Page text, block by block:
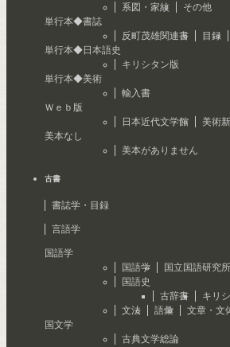
系図・家紋
その他
単行本◆書誌
反町茂雄関連書
目録
単行本◆日本語史
キリシタン版
単行本◆美術
輸入書
Ｗｅｂ版
日本近代文学館
美術
美本なし
美本がありません
古書
書誌学・目録
言語学
国語学
国語学
国立国語研究
国語史
古辞書
キリ
文法
語彙 文章・文
国文学
古典文学総論